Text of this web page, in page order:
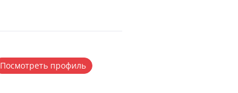
Посмотреть профиль